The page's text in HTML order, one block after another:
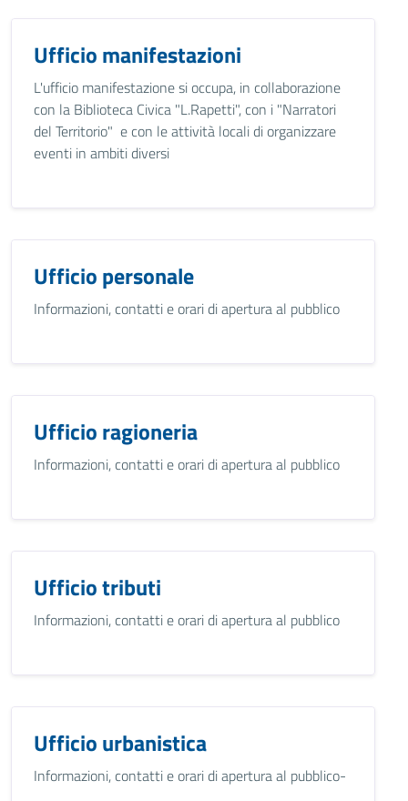
Ufficio manifestazioni
L'ufficio manifestazione si occupa, in collaborazione
con la Biblioteca Civica "L.Rapetti", con i "Narratori
del Territorio" e con le attività locali di organizzare
eventi in ambiti diversi
Ufficio personale
Informazioni, contatti e orari di apertura al pubblico
Ufficio ragioneria
Informazioni, contatti e orari di apertura al pubblico
Ufficio tributi
Informazioni, contatti e orari di apertura al pubblico
Ufficio urbanistica
Informazioni, contatti e orari di apertura al pubblico-